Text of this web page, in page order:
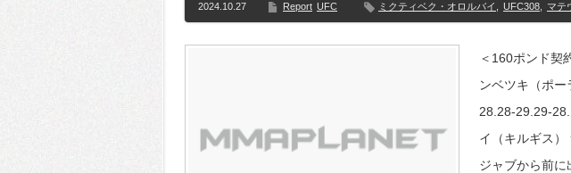
2024.10.27 Report UFC ミクティベク・オロルバイ UFC308 マテ
＜160ポンド契
ンベツキ（ポ
28.28-29.29-
イ（キルギス
ジャブから前に